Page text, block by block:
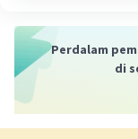
Untuk
software
grafik 3D.
Perdalam
di